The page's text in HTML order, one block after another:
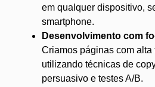
em qualquer dispositivo,
smartphone.
Desenvolvimento com
Criamos páginas com alta
utilizando técnicas de
persuasivo e testes A/B.